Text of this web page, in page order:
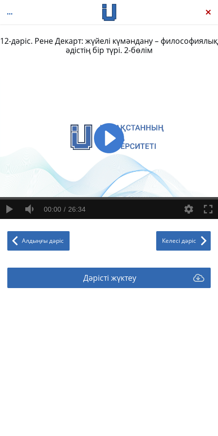
12-дәріс. Рене Декарт: жүйелі күмәндану – философиялық
әдістің бір түрі. 2-бөлім
00:00 26:34
Алдыңғы дәріс Келесі дәріс
Дәрісті жүктеу